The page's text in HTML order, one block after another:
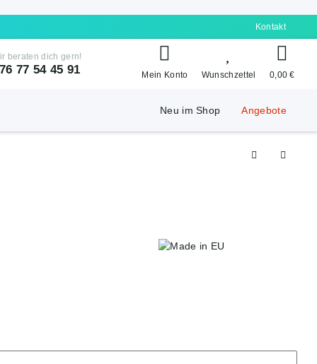
Kontakt
beraten dich gern!
77 54 45 91 Mein Konto Wunschzettel 0,00 €
Neu im Shop Angebote